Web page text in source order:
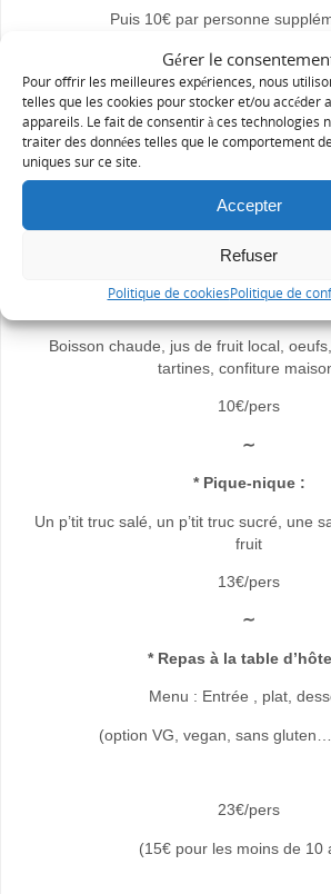
Gérer le
Pour offrir les meilleures expériences, nous
telles que les cookies pour stocker et/ou accéder
appareils. Le fait de consentir à ces technologies
traiter des données telles que le comportement
uniques sur ce site.
Accepter
Refuser
Politique de cookiesPolitique de
Puis 10€ par personne
∼
* Petit déjeuner :
. Version continental
Boisson chaude, jus de fruit local,
8€/pers
Boisson chaude, jus de fruit local,
tartines, confiture
10€/pers
∼
* Pique-nique :
Un p’tit truc salé, un p’tit truc sucré, une
fruit
13€/pers
∼
* Repas à la table
Menu : Entrée , plat,
(option VG, vegan, sans
23€/pers
(15€ pour les moins de 10